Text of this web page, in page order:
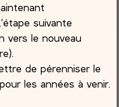
suivante
vers le nouveau
de pérenniser le
les années à venir.